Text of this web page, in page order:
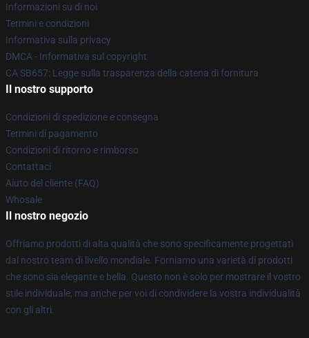
Informazioni su di noi
Termini e condizioni
Informativa sulla privacy
DMCA - Informativa sul copyright
CA SB657: Legge sulla trasparenza della catena di fornitura
Il nostro supporto
Condizioni di spedizione e consegna
Termini di pagamento
Condizioni di ritorno e rimborso
Contattaci
Aiuto del cliente (FAQ)
Whosale
Il nostro negozio
Offriamo prodotti di alta qualità che sono specificamente progettati
dal nostro team di livello mondiale. Forniamo una varietà di prodotti
che sono sia elegante e bella. Questo non è solo per mostrare il vostro
stile individuale, ma anche per voi di condividere la vostra individualità
con gli altri.